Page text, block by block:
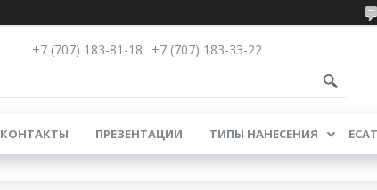
+7 (707) 183-81-18
+7 (707) 183-33-22
КОНТАКТЫ ПРЕЗЕНТАЦИИ ТИПЫ НАНЕСЕНИЯ